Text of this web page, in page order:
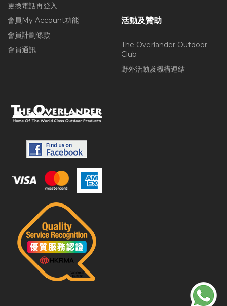
更換電話再登入
會員My Account功能
會員計劃條款
會員通訊
活動及贊助
The Overlander Outdoor
Club
野外活動及機構連結